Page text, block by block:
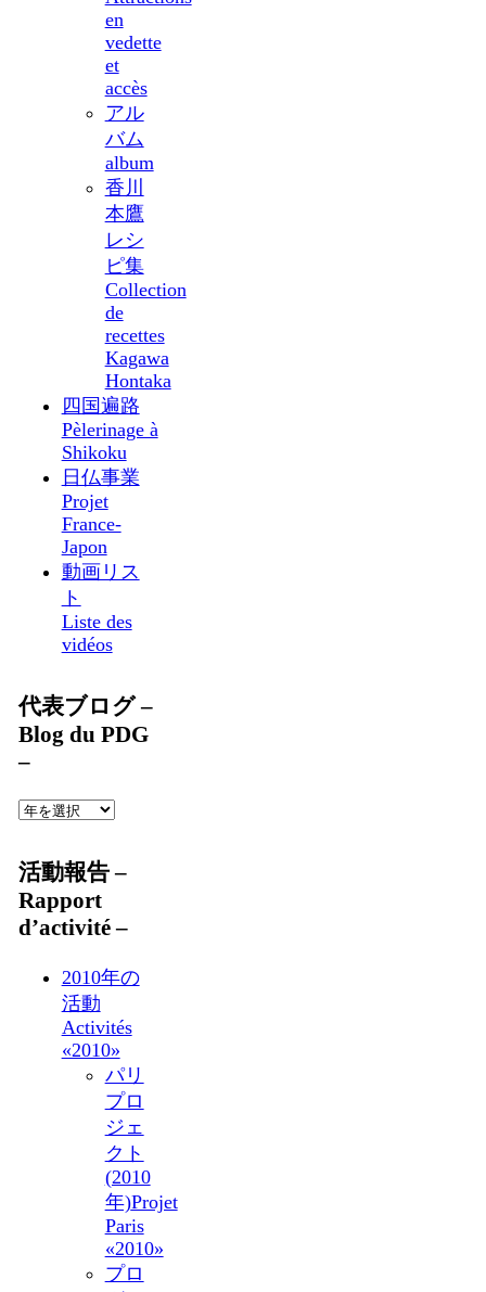
en
vedette
et
accès
アル
バム
album
香川
本鷹
レシ
ピ集
Collection
de
recettes
Kagawa
Hontaka
四国遍路
Pèlerinage à
Shikoku
日仏事業
Projet
France-
Japon
動画リス
ト
Liste des
vidéos
代表ブログ –
Blog du PDG
–
活動報告 –
Rapport
d’activité –
2010年の
活動
Activités
«2010»
パリ
プロ
ジェ
クト
(2010
年)Projet
Paris
«2010»
プロ